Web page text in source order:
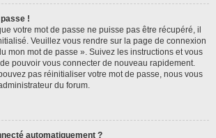
!
votre mot de passe ne puisse pas être récupéré, il
Veuillez vous rendre sur la page de connexion
mon mot de passe ». Suivez les instructions et vous
pouvoir vous connecter de nouveau rapidement.
pas réinitialiser votre mot de passe, nous vous
du forum.
automatiquement ?